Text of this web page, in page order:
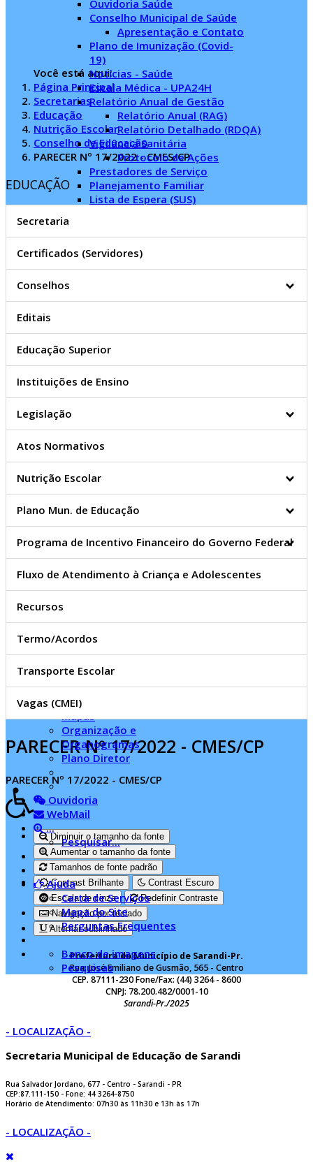
Ouvidoria Saúde
Conselho Municipal de Saúde
Apresentação e Contato
Plano de Imunização (Covid-
19)
Notícias - Saúde
Escala Médica - UPA24H
Relatório Anual de Gestão
Relatório Anual (RAG)
Relatório Detalhado (RDQA)
Vigilância Sanitária
Protocolo de Ações
Prestadores de Serviço
Planejamento Familiar
Lista de Espera (SUS)
Secretaria da Mulher
Competências
Oficinas
Trânsito, Transporte e
Segurança
Endereços
Segurança Pública
Urbanismo
Plano Diretor
Conselho Municipal de Des.
Urbano
Geoprocessamento
Legislação Urbanística
PGV
Competências
Cemitério Municipal
Cidade
Artes e Logos
Atos Municipais
Feriados Municipais
Geoprocessamento
Leis Municipais
Lei Orgânica
Localização do Paço
Mapas
Organização e
Organogramas
Plano Diretor
Ouvidoria
WebMail
...
Pesquisar...
Ajuda
Carta de Serviços
Mapa do Site
Perguntas Frequentes
Banco de imagens
Pesquisas
Você está aqui:
Página Principal
Secretarias
Educação
Nutrição Escolar
Conselho de Educação
PARECER Nº 17/2022 - CMES/CP
EDUCAÇÃO
Secretaria
Certificados (Servidores)
Conselhos
Editais
Educação Superior
Instituições de Ensino
Legislação
Atos Normativos
Nutrição Escolar
Plano Mun. de Educação
Programa de Incentivo Financeiro do Governo Federal
Fluxo de Atendimento à Criança e Adolescentes
Recursos
Termo/Acordos
Transporte Escolar
Vagas (CMEI)
PARECER Nº 17/2022 - CMES/CP
PARECER Nº 17/2022 - CMES/CP
Diminuir o tamanho da fonte
Aumentar o tamanho da fonte
Tamanhos de fonte padrão
Contrast Brilhante
Contrast Escuro
Escala de cinza
Redefinir Contraste
Navigação por teclado
Alternar sublinhado
Prefeitura do Município de Sarandi-Pr.
Rua: José Emiliano de Gusmão, 565 - Centro
CEP. 87111-230 Fone/Fax: (44) 3264 - 8600
CNPJ: 78.200.482/0001-10
Sarandi-Pr./2025
- LOCALIZAÇÃO -
Secretaria Municipal de Educação de Sarandi
Rua Salvador Jordano, 677 - Centro - Sarandi - PR
CEP:87.111-150 - Fone: 44 3264-8750
Horário de Atendimento: 07h30 às 11h30 e 13h às 17h
- LOCALIZAÇÃO -